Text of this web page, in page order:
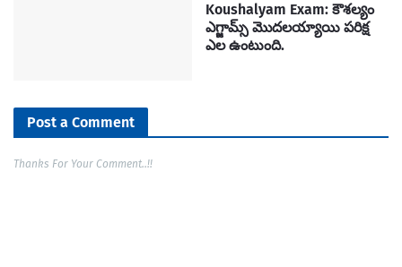
Koushalyam Exam: కౌశల్యం
ఎగ్జామ్స్ మొదలయ్యాయి పరిక్ష
ఎల ఉంటుంది.
Post a Comment
Thanks For Your Comment..!!